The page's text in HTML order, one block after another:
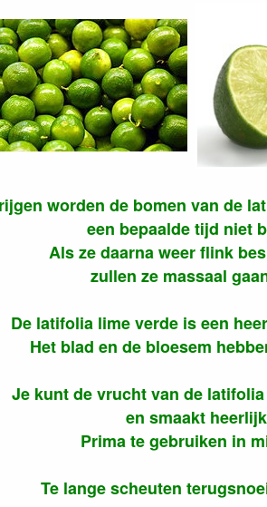
worden de bomen van de
een bepaalde tijd niet
Als ze daarna weer flink
zullen ze massaal
De latifolia lime verde is een
Het blad en de bloesem
Je kunt de vrucht van de
en smaakt
Prima te gebruiken in
Te lange scheuten